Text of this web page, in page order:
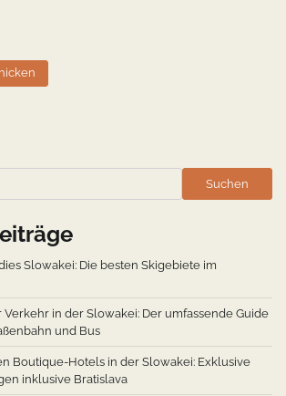
Suchen
Slowakei: Die besten Skigebiete im
in der Slowakei: Der umfassende Guide
und Bus
Boutique-Hotels in der Slowakei: Exklusive
inklusive Bratislava